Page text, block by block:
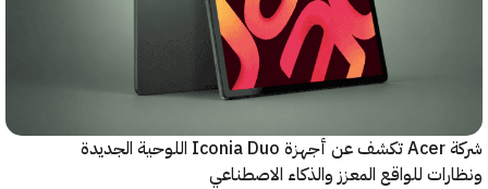
شركة Acer تكشف عن أجهزة Iconia Duo اللوحية الجديدة
للواقع المعزز والذكاء الاصطناعي